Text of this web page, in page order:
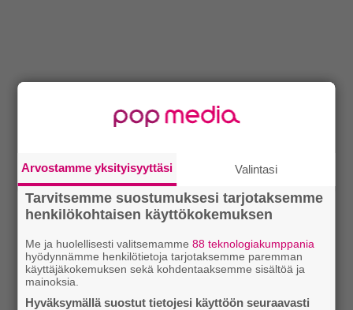
Arvostamme yksityisyyttäsi Valintasi
Tarvitsemme suostumuksesi tarjotaksemme
henkilökohtaisen käyttökokemuksen
Me ja huolellisesti valitsemamme88 teknologiakumppania
hyödynnämme henkilötietoja tarjotaksemme paremman
käyttäjäkokemuksen sekä kohdentaaksemme sisältöä ja
mainoksia.
Hyväksymällä suostut tietojesi käyttöön seuraavasti